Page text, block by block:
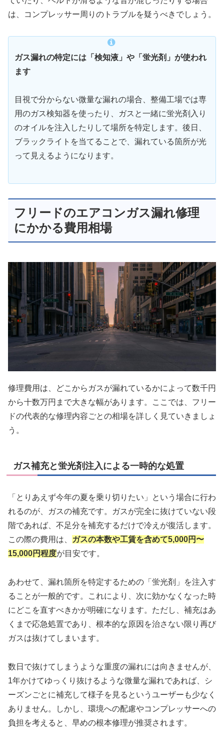
は、コンプレッサー周りのトラブルを疑うべきでしょう。
ガス漏れの特定には「検知液」や「蛍光剤」が使われ
ます
目視で分からない微量な漏れの場合、整備工場では専
用のガス検知器を使ったり、ガスと一緒に蛍光剤入り
のオイルを注入したりして場所を特定します。後日、
ブラックライトを当てることで、漏れている箇所が光
って見えるようになります。
フリードのエアコンガス漏れ修理
にかかる費用相場
修理費用は、どこからガスが漏れているかによって数千円
から十数万円まで大きな幅があります。ここでは、フリー
ドの代表的な修理内容ごとの相場を詳しく見ていきましょ
う。
ガス補充と蛍光剤注入による一時的な処置
「とりあえず今年の夏を乗り切りたい」という場合に行わ
れるのが、ガスの補充です。ガスが完全に抜けていない段
階であれば、不足分を補充するだけで冷えが復活します。
この際の費用は、 ガスの本数や工賃を含めて5,000円〜
15,000円程度が目安です。
あわせて、漏れ箇所を特定するための「蛍光剤」を注入す
ることが一般的です。これにより、次に効かなくなった時
にどこを直すべきかが明確になります。ただし、補充はあ
くまで応急処置であり、根本的な原因を治さない限り再び
ガスは抜けてしまいます。
数日で抜けてしまうような重度の漏れには向きませんが、
1年かけてゆっくり抜けるような微量な漏れであれば、シ
ーズンごとに補充して様子を見るというユーザーも少なく
ありません。しかし、環境への配慮やコンプレッサーへの
負担を考えると、早めの根本修理が推奨されます。